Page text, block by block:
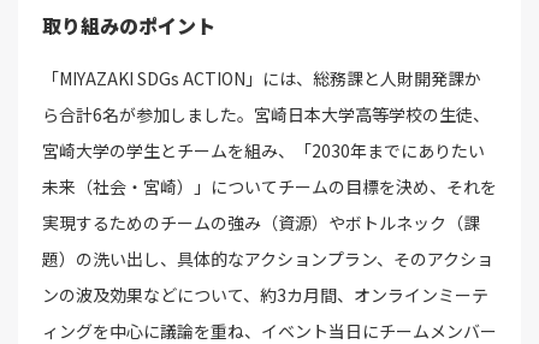
取り組みのポイント
「MIYAZAKI SDGs ACTION」には、総務課と人財開発課か
ら合計6名が参加しました。宮崎日本大学高等学校の生徒、
宮崎大学の学生とチームを組み、「2030年までにありたい
未来（社会・宮崎）」についてチームの目標を決め、それを
実現するためのチームの強み（資源）やボトルネック（課
題）の洗い出し、具体的なアクションプラン、そのアクショ
ンの波及効果などについて、約3カ月間、オンラインミーテ
ィングを中心に議論を重ね、イベント当日にチームメンバー